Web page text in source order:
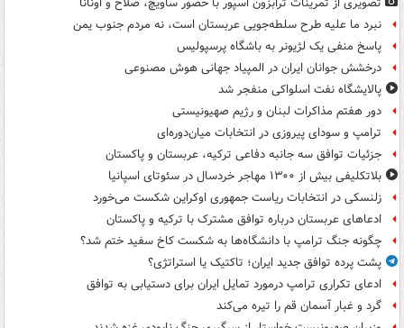
نبرد ما علیه طرح سلطه‌جویی عربستان است، نه مردم جنوب یمن
پاسخ منفی یک لژیونر به باشگاه پرسپولیس
درخشش جوانان ایران در المپیاد جهانی هوش مصنوعی
پالایشگاه نفت اسلواکی منفجر شد
دور هفتم مذاکرات لبنان و رژیم صهیونیستی
ترامپ و سودای پیروزی در انتخابات میان‌دوره‌ای
جزئیات توافق سه جانبه دفاعی ترکیه، عربستان و پاکستان
بلاتکلیفی بیش از ۱۳۰۰ مهاجر خردسال در سئوتای اسپانیا
زلنسکی در انتخابات ریاست جمهوری اوکراین شکست می‌خورد
ادعاهای عربستان درباره توافق مشترک با ترکیه و پاکستان
چگونه جنگ ترامپ با دانشگاه‌ها به شکست کاخ سفید ختم شد؟
پشت پرده توافق جدید ایران؛ تاکتیک یا استراتژی؟
ادعای تکراری ترامپ درمورد تمایل ایران برای دستیابی به توافق
گرد و غبار آسمان قم را تیره می‌کند